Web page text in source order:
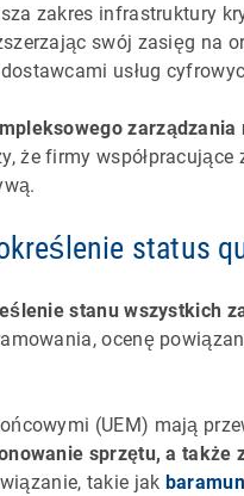
zakres infrastruktury
swój zasięg na
usług
zarządzania
że firmy
status
stanu wszystkich
ocenę
(UEM) mają
sprzętu, a także
takie jak